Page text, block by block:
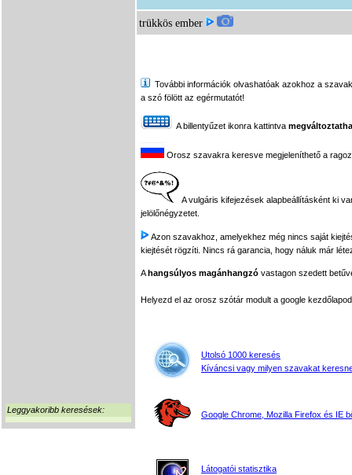
Leggyakoribb keresések:
trükkös ember
További információk olvashatóak azokhoz a
a szó fölött az egérmutatót!
A billentyűzet ikonra kattintva
Orosz szavakra keresve megjeleníthető a
A vulgáris kifejezések alapbeállításként ki
jelölőnégyzetet.
Azon szavakhoz, amelyekhez még nincs saját
kiejtését rögzíti. Nincs rá garancia, hogy náluk már
Ahangsúlyos magánhangzó vastagon szedett
Helyezd el az orosz szótár modult a google
Utolsó 1000 keresés
Kíváncsi vagy milyen szavakat
Google Chrome, Mozilla Firefox és IE
Látogatói statisztika